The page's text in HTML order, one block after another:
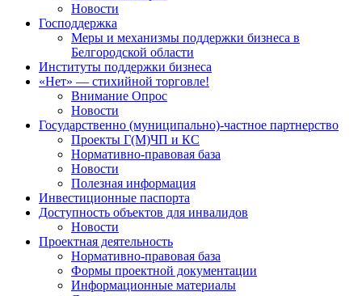
Новости
Господдержка
Меры и механизмы поддержки бизнеса в
Белгородской области
Институты поддержки бизнеса
«Нет» — стихийной торговле!
Внимание Опрос
Новости
Государственно (муниципально)-частное партнерство
Проекты Г(М)ЧП и КС
Нормативно-правовая база
Новости
Полезная информация
Инвестиционные паспорта
Доступность объектов для инвалидов
Новости
Проектная деятельность
Нормативно-правовая база
Формы проектной документации
Информационные материалы